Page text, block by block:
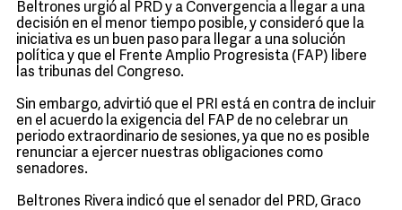
Beltrones urgió al PRD y a Convergencia a llegar a una
decisión en el menor tiempo posible, y consideró que la
iniciativa es un buen paso para llegar a una solución
política y que el Frente Amplio Progresista (FAP) libere
las tribunas del Congreso.
Sin embargo, advirtió que el PRI está en contra de incluir
en el acuerdo la exigencia del FAP de no celebrar un
periodo extraordinario de sesiones, ya que no es posible
renunciar a ejercer nuestras obligaciones como
senadores.
Beltrones Rivera indicó que el senador del PRD, Graco